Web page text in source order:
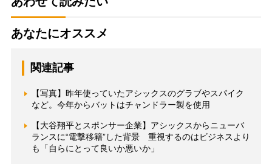
あなたにオススメ
関連記事
【写真】昨年使っていたアシックスのグラブやスパイク
など。今年からバットはチャンドラー製を使用
【大谷翔平とスポンサー企業】アシックスからニューバ
ランスに“電撃移籍”した背景 重視するのはビジネスより
も「自らにとって良いか悪いか」